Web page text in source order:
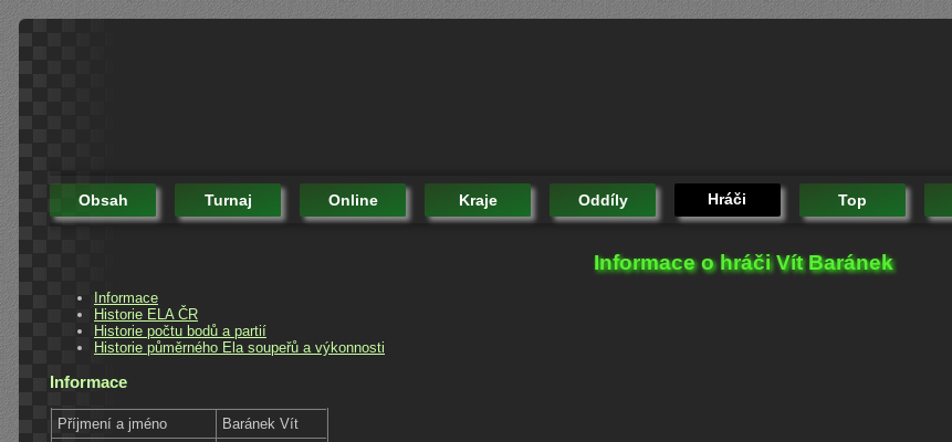
Obsah Turnaj Online Kraje Oddíly Hráči Top
Informace o hráči Vít Baránek
Informace
Historie ELA ČR
Historie počtu bodů a partií
Historie půměrného Ela soupeřů a výkonnosti
Informace
Příjmení a jméno
Baránek Vít